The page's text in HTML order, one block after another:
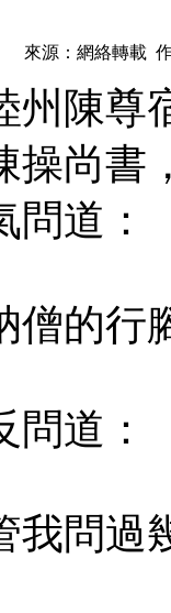
來源：網絡轉載
陳尊
操尚書
道：
的行
道：
問過